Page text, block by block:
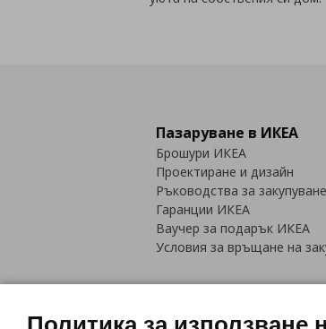
Пазаруване в ИКЕА
Брошури ИКЕА
Проектиране и дизайн
Ръководства за закупуване
Гаранции ИКЕА
Ваучер за подарък ИКЕА
Условия за връщане на